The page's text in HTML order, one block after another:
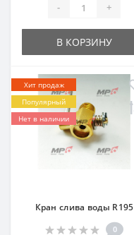
- +
В КОРЗИНУ
Хит продаж
Популярный
Нет в наличии
Кран слива воды R195
0